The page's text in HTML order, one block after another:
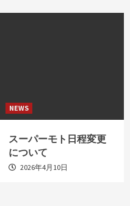
NEWS
スーパーモト日程変更
について
2026年4月10日